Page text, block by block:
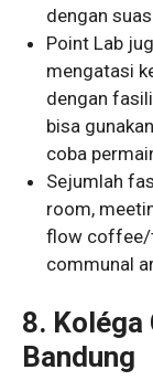
dengan
Point Lab
mengatasi
dengan
bisa
coba
Sejumlah
room,
flow coffee/
communal
8. Koléga
Bandung